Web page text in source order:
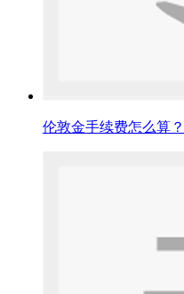
伦敦金手续费怎么算